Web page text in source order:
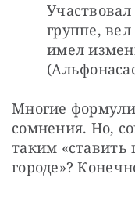
группе,
имел
Многие
сомнения. Но,
таким «ставить
городе»?